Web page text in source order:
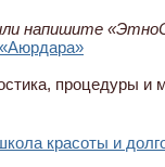
напишите
процедуры